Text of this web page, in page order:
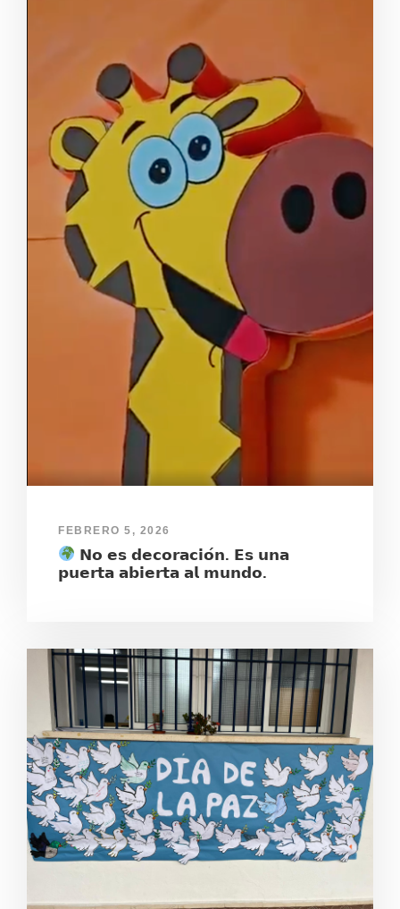
FEBRERO 5, 2026
𝗡𝗼 𝗲𝘀 𝗱𝗲𝗰𝗼𝗿𝗮𝗰𝗶𝗼́𝗻. 𝗘𝘀 𝘂𝗻𝗮
𝗽𝘂𝗲𝗿𝘁𝗮 𝗮𝗯𝗶𝗲𝗿𝘁𝗮 𝗮𝗹 𝗺𝘂𝗻𝗱𝗼.